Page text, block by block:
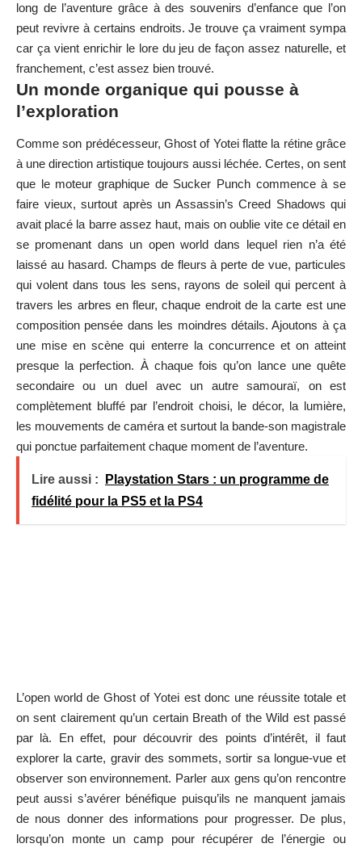
long de l’aventure grâce à des souvenirs d’enfance que l’on
peut revivre à certains endroits. Je trouve ça vraiment sympa
car ça vient enrichir le lore du jeu de façon assez naturelle, et
franchement, c’est assez bien trouvé.
Un monde organique qui pousse à
l’exploration
Comme son prédécesseur, Ghost of Yotei flatte la rétine grâce
à une direction artistique toujours aussi léchée. Certes, on sent
que le moteur graphique de Sucker Punch commence à se
faire vieux, surtout après un Assassin’s Creed Shadows qui
avait placé la barre assez haut, mais on oublie vite ce détail en
se promenant dans un open world dans lequel rien n’a été
laissé au hasard. Champs de fleurs à perte de vue, particules
qui volent dans tous les sens, rayons de soleil qui percent à
travers les arbres en fleur, chaque endroit de la carte est une
composition pensée dans les moindres détails. Ajoutons à ça
une mise en scène qui enterre la concurrence et on atteint
presque la perfection. À chaque fois qu’on lance une quête
secondaire ou un duel avec un autre samouraï, on est
complètement bluffé par l’endroit choisi, le décor, la lumière,
les mouvements de caméra et surtout la bande-son magistrale
qui ponctue parfaitement chaque moment de l’aventure.
Lire aussi :
Playstation Stars : un programme de
fidélité pour la PS5 et la PS4
L’open world de Ghost of Yotei est donc une réussite totale et
on sent clairement qu’un certain Breath of the Wild est passé
par là. En effet, pour découvrir des points d’intérêt, il faut
explorer la carte, gravir des sommets, sortir sa longue-vue et
observer son environnement. Parler aux gens qu’on rencontre
peut aussi s’avérer bénéfique puisqu’ils ne manquent jamais
de nous donner des informations pour progresser. De plus,
lorsqu’on monte un camp pour récupérer de l’énergie ou